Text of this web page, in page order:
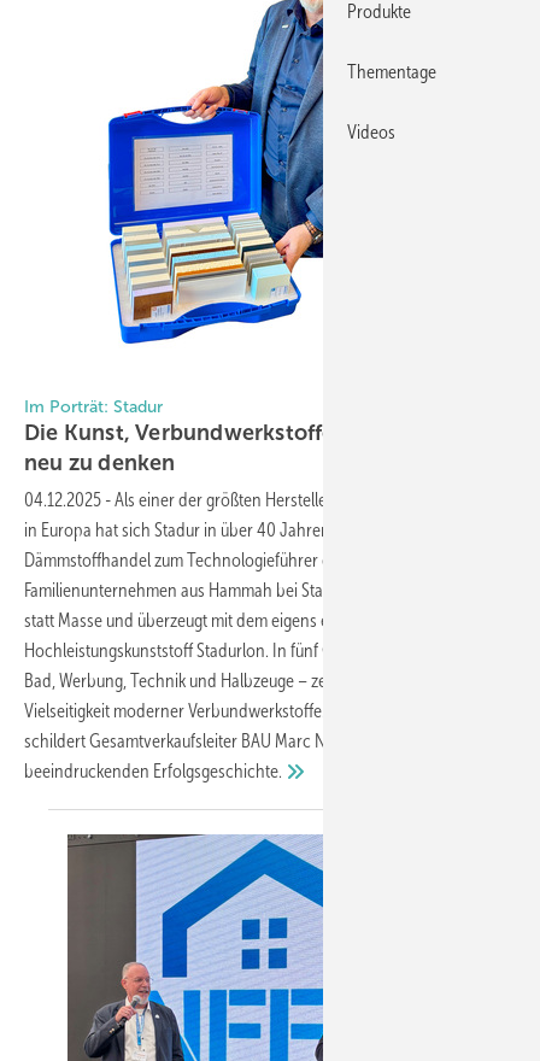
Im Porträt: Stadur
Die Kunst, Verbundwerkstoffe immer wieder
neu zudenken
04.12.2025 -Als einer der größten Hersteller von Sandwichelementen
in Europa hat sich Stadur in über 40 Jahren vom kleinen
Dämmstoffhandel zum Technologieführer entwickelt. Das
Familienunternehmen aus Hammah bei Stade setzt auf Individualität
statt Masse und überzeugt mit dem eigens entwickelten
Hochleistungskunststoff Stadurlon. In fünf Geschäftsbereichen – Bau,
Bad, Werbung, Technik und Halbzeuge – zeigt das Unternehmen die
Vielseitigkeit moderner Verbundwerkstoffe. Im exklusiven Interview
schildert Gesamtverkaufsleiter BAU Marc Nickel Meilensteine einer
beeindruckenden Erfolgsgeschichte.
Produkte
Thementage
Videos